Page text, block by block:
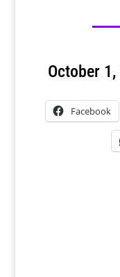
October
Facebook